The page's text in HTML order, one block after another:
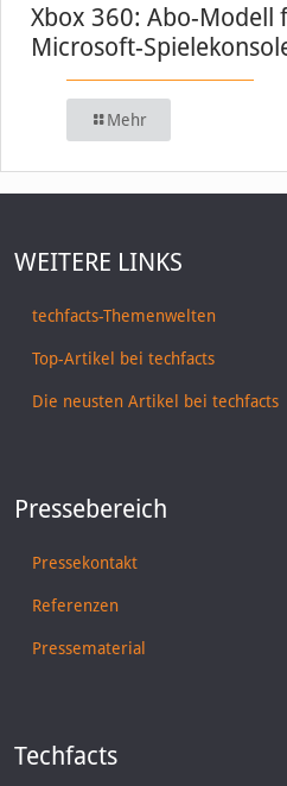
Xbox 360: Abo-Modell
Microsoft-
Mehr
WEITERE LINKS
techfacts-Themenwelten
Top-Artikel bei techfacts
Die neusten Artikel bei techfacts
Pressebereich
Pressekontakt
Referenzen
Pressematerial
Techfacts